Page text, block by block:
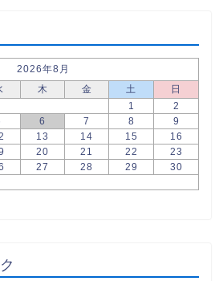
2026年8月
木 金 土
日
1
2
6 7 8
9
13 14 15
16
20 21 22
23
27 28 29
30